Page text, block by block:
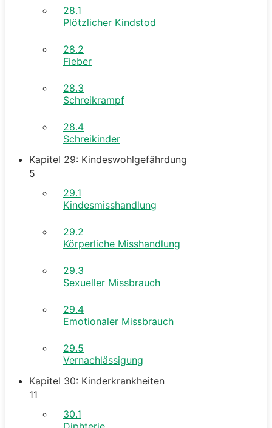
28.1
Plötzlicher Kindstod
28.2
Fieber
28.3
Schreikrampf
28.4
Schreikinder
Kapitel 29: Kindeswohlgefährdung
5
29.1
Kindesmisshandlung
29.2
Körperliche Misshandlung
29.3
Sexueller Missbrauch
29.4
Emotionaler Missbrauch
29.5
Vernachlässigung
Kapitel 30: Kinderkrankheiten
11
30.1